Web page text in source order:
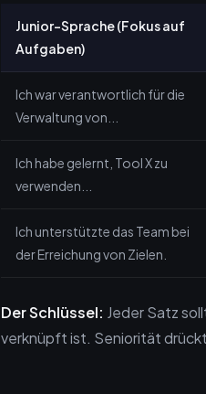
Junior-Sprache (Fokus auf
Aufgaben)
Ich war verantwortlich für die
Verwaltung von...
Ich habe gelernt, Tool X zu
verwenden...
Ich unterstützte das Team bei
der Erreichung von Zielen.
Der Schlüssel: Jeder Satz
verknüpft ist. Seniorität drückt